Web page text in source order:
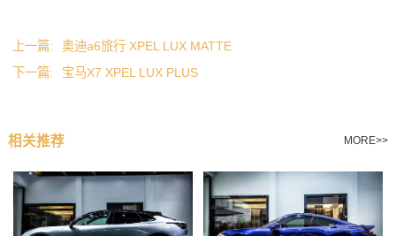
上一篇:
奥迪a6旅行 XPEL LUX MATTE
下一篇:
宝马X7 XPEL LUX PLUS
相关推荐 MORE>>